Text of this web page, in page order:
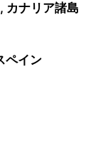
カナリア諸島
ペイン